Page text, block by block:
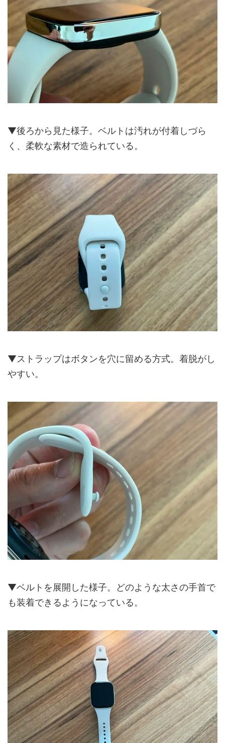
▼後ろから見た様子。ベルトは汚れが付着しづら
く、柔軟な素材で造られている。
▼ストラップはボタンを穴に留める方式。着脱がし
やすい。
▼ベルトを展開した様子。どのような太さの手首で
も装着できるようになっている。